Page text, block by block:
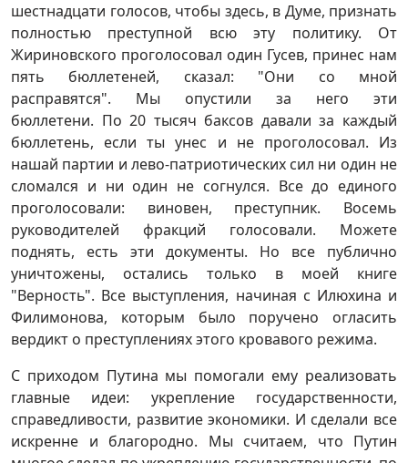
шестнадцати голосов, чтобы здесь, в Думе, признать
полностью преступной всю эту политику. От
Жириновского проголосовал один Гусев, принес нам
пять бюллетеней, сказал: "Они со мной
расправятся". Мы опустили за него эти
бюллетени. По 20 тысяч баксов давали за каждый
бюллетень, если ты унес и не проголосовал. Из
нашай партии и лево-патриотических сил ни один не
сломался и ни один не согнулся. Все до единого
проголосовали: виновен, преступник. Восемь
руководителей фракций голосовали. Можете
поднять, есть эти документы. Но все публично
уничтожены, остались только в моей книге
"Верность". Все выступления, начиная с Илюхина и
Филимонова, которым было поручено огласить
вердикт о преступлениях этого кровавого режима.
С приходом Путина мы помогали ему реализовать
главные идеи: укрепление государственности,
справедливости, развитие экономики. И сделали все
искренне и благородно. Мы считаем, что Путин